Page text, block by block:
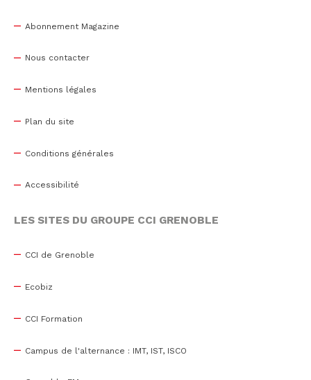
Abonnement Magazine
Nous contacter
Mentions légales
Plan du site
Conditions générales
Accessibilité
LES SITES DU GROUPE CCI GRENOBLE
CCI de Grenoble
Ecobiz
CCI Formation
Campus de l'alternance : IMT, IST, ISCO